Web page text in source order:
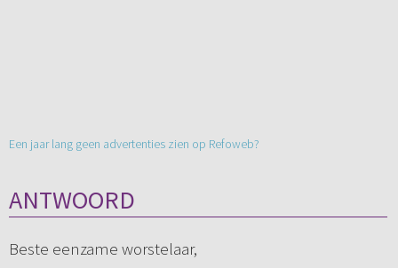
Een jaar lang geen advertenties zien op Refoweb?
ANTWOORD
Beste eenzame worstelaar,